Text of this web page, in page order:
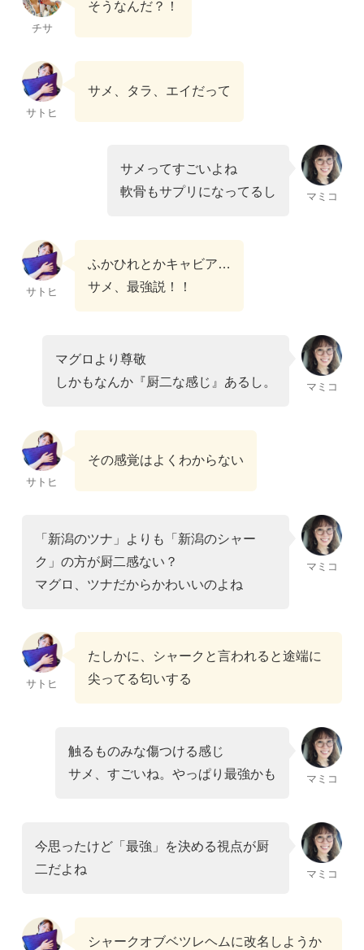
チサ
そうなんだ？！
サトヒ
サメ、タラ、エイだって
マミコ
サメってすごいよね
軟骨もサプリになってるし
サトヒ
ふかひれとかキャビア…
サメ、最強説！！
マミコ
マグロより尊敬
しかもなんか『厨二な感じ』あるし。
サトヒ
その感覚はよくわからない
マミコ
「新潟のツナ」よりも「新潟のシャー
ク」の方が厨二感ない？
マグロ、ツナだからかわいいのよね
サトヒ
たしかに、シャークと言われると途端に
尖ってる匂いする
マミコ
触るものみな傷つける感じ
サメ、すごいね。やっぱり最強かも
マミコ
今思ったけど「最強」を決める視点が厨
二だよね
シャークオブベツレヘムに改名しようか